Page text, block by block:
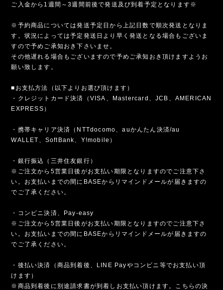
ご入金から1週間～3週間前後で発送及び到着予定となります※
※予約商品については発送予定日から上記日数で順次発送となりま
す。状況によっては予定発送日より早く発送となる場合もございま
すので予めご承知おき下さいませ。
その他遅れる場合もございますので予めご承知おき頂けますようお
願い致します。
■お支払方法（以下よりお選び頂けます）
・クレジットカード決済（VISA、Mastercard、JCB、AMERICAN
EXPRESS）
・携帯キャリア決済（NTTdocomo、auかんたん決済/au
WALLET、SoftBank、Y!mobile）
・銀行振込（三井住友銀行）
※ご注文から5営業日後がお支払い期限となりますのでご注意下さ
い。お支払いまでの間にBASEからリマインドメールが届きますの
でご了承ください。
・コンビニ決済、Pay-easy
※ご注文から5営業日後がお支払い期限となりますのでご注意下さ
い。お支払いまでの間にBASEからリマインドメールが届きますの
でご了承ください。
・後払い決済（商品到着後、LINE Payやコンビニ等でお支払い頂
けます）
※商品到着後に別途請求書が到着しお支払い頂けます。こちらの決